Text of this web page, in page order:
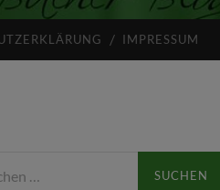
IMPRESSUM